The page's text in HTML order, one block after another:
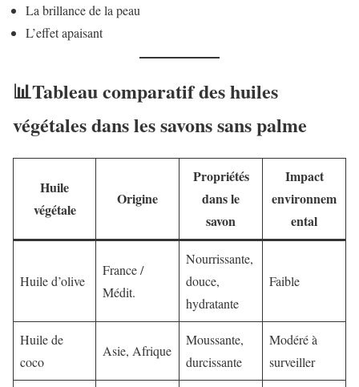
La brillance de la peau
L’effet apaisant
📊Tableau comparatif des huiles
végétales dans les savons sans palme
Huile
végétale
Origine
Propriétés
dans le
savon
Impact
environnem
ental
Huile d’olive
France /
Médit.
Nourrissante,
douce,
hydratante
Faible
Huile de
coco
Asie, Afrique
Moussante,
durcissante
Modéré à
surveiller